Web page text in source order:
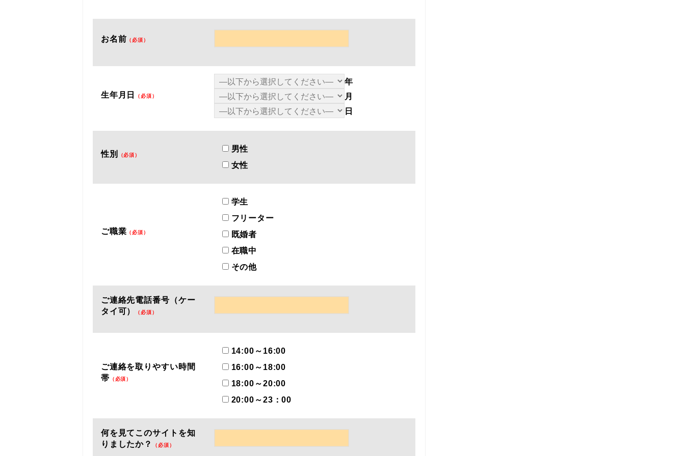
お名前 （必須）
生年月日 （必須）
年
月
日
性別 （必須）
男性
女性
ご職業 （必須）
学生
フリーター
既婚者
在職中
その他
ご連絡先電話番号（ケー
タイ可）
（必須）
ご連絡を取りやすい時間
帯 （必須）
14:00～16:00
16:00～18:00
18:00～20:00
20:00～23：00
何を見てこのサイトを知
りましたか？
（必須）